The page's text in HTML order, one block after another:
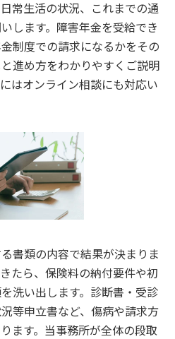
常生活の状況、これまでの通
します。障害年金を受給でき
制度での請求になるかをその
進め方をわかりやすくご説明
はオンライン相談にも対応い
書類の内容で結果が決まりま
たら、保険料の納付要件や初
洗い出します。診断書・受診
等申立書など、傷病や請求方
ます。当事務所が全体の段取